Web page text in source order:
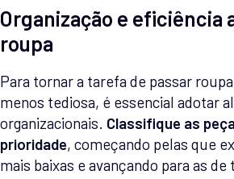
Organização e eficiência
roupa
Para tornar a tarefa de passar
menos tediosa, é essencial adotar
organizacionais. Classifique as
prioridade, começando pelas que
mais baixas e avançando para as